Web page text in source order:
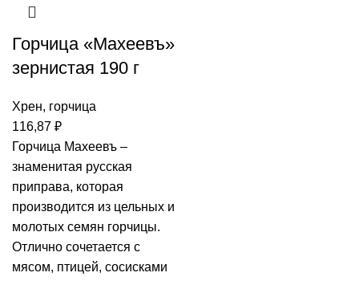
Горчица «Махеевъ»
зернистая 190 г
Хрен, горчица
116,87 ₽
Горчица Махеевъ –
знаменитая русская
приправа, которая
производится из цельных и
молотых семян горчицы.
Отлично сочетается с
мясом, птицей, сосисками